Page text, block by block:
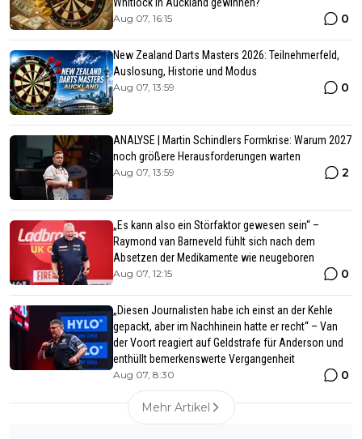
Aug 07, 16:15 0
New Zealand Darts Masters 2026: Teilnehmerfeld,
Auslosung, Historie und Modus
Aug 07, 13:59 0
ANALYSE | Martin Schindlers Formkrise: Warum 2027
noch größere Herausforderungen warten
Aug 07, 13:59 2
„Es kann also ein Störfaktor gewesen sein“ –
Raymond van Barneveld fühlt sich nach dem
Absetzen der Medikamente wie neugeboren
Aug 07, 12:15 0
„Diesen Journalisten habe ich einst an der Kehle
gepackt, aber im Nachhinein hatte er recht“ – Van
der Voort reagiert auf Geldstrafe für Anderson und
enthüllt bemerkenswerte Vergangenheit
Aug 07, 8:30 0
Mehr Artikel